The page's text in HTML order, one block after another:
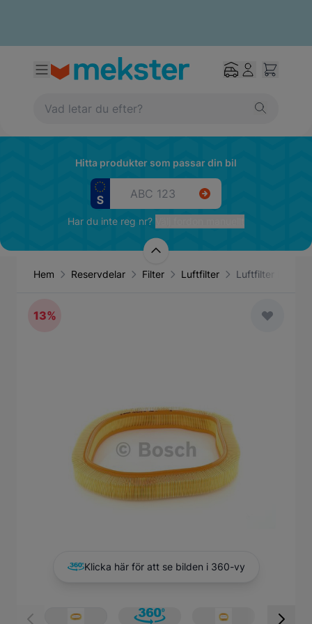
Hitta produkter som passar din bil
Har du inte reg nr?
Hem Reservdelar Filter Luftfilter Luftfilter Bosch,
13%
Main image
Click to view image in fullscreen
Klicka här för att se bilden i 360-vy
View larger image